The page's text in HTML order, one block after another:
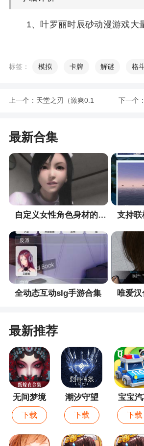
1、叶罗丽时辰砂动漫游戏大
的剧情，结合了新颖的游戏模式
世界中还可以认识很多游戏仙子
2、叶罗丽时辰砂游戏，非
加的美丽，各种精彩的剧情故事
故事，各种惊喜的玩法，自由的
精彩的游戏玩法
标签： 模拟 卡牌 解谜 格
上一个： 天堂之刃（激爽0.1 下一个：
最新合集
自定义女性角色身材的手游合集 支持
全动态互动slg手游合集 唯爱
最新推荐
无间梦境
下载
潮汐守望
者
下载
宝宝
城市
下载